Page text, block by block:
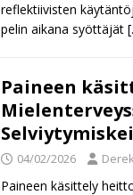
reflektiivisten
pelin aikana syöttäjät
Paineen
04/02/2026
Paineen käsittely